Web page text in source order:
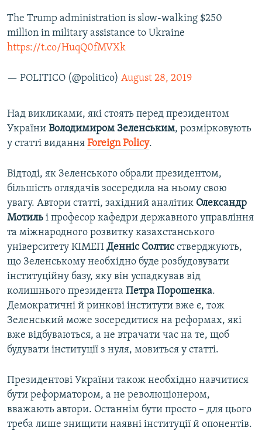
The Trump administration is slow-walking $250
million in military assistance to Ukraine
https://t.co/HuqQ0fMVXk
— POLITICO (@politico) August 28, 2019
Над викликами, які стоять перед президентом
України Володимиром Зеленським, розмірковують
у статті видання Foreign Policy.
Відтоді, як Зеленського обрали президентом,
більшість оглядачів зосередила на ньому свою
увагу. Автори статті, західний аналітик Олександр
Мотиль і професор кафедри державного управління
та міжнародного розвитку казахстанського
університету КІМЕП Денніс Солтисстверджують,
що Зеленському необхідно буде розбудовувати
інституційну базу, яку він успадкував від
колишнього президента Петра Порошенка.
Демократичні й ринкові інститути вже є, тож
Зеленський може зосередитися на реформах, які
вже відбуваються, а не втрачати час на те, щоб
будувати інституції з нуля, мовиться у статті.
Президентові України також необхідно навчитися
бути реформатором, а не революціонером,
вважають автори. Останнім бути просто – для цього
треба лише знищити наявні інституції й опонентів.